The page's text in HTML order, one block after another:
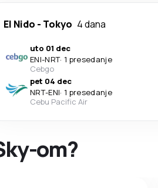
El Nido - Tokyo 4 dana
uto 01 dec
ENI-NRT· 1 presedanje
Cebgo
pet 04 dec
NRT-ENI· 1 presedanje
Cebu Pacific Air
om?